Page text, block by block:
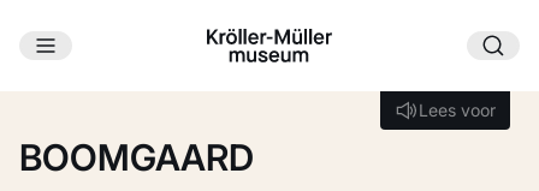
Ga naar hoofdinhoud
Lees voor
Lees voor
BOOMGAARD